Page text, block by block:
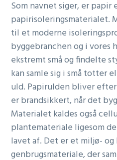
Som navnet siger, er
papirisoleringsmaterialet.
til et moderne
byggebranchen og i vores
ekstremt små og findelte
kan samle sig i små totter
uld. Papirulden bliver
er brandsikkert, når det
Materialet kaldes også
plantemateriale ligesom
lavet af. Det er et miljø-
genbrugsmateriale, der